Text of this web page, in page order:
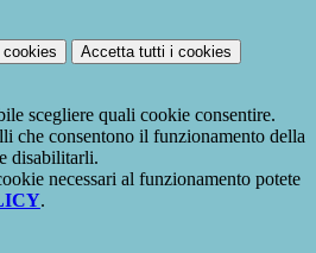
cookies Accetta tutti i cookies
scegliere quali cookie consentire.
che consentono il funzionamento della
disabilitarli.
necessari al funzionamento potete
.